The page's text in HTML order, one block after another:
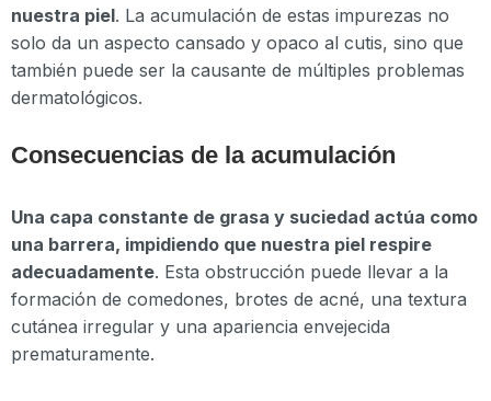
nuestra piel. La acumulación de estas impurezas no
solo da un aspecto cansado y opaco al cutis, sino que
también puede ser la causante de múltiples problemas
dermatológicos.
Consecuencias de la acumulación
Una capa constante de grasa y suciedad actúa como
una barrera, impidiendo que nuestra piel respire
adecuadamente. Esta obstrucción puede llevar a la
formación de comedones, brotes de acné, una textura
cutánea irregular y una apariencia envejecida
prematuramente.